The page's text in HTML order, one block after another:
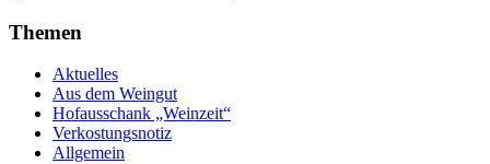
Themen
Aktuelles
Aus dem Weingut
Hofausschank „Weinzeit“
Verkostungsnotiz
Allgemein